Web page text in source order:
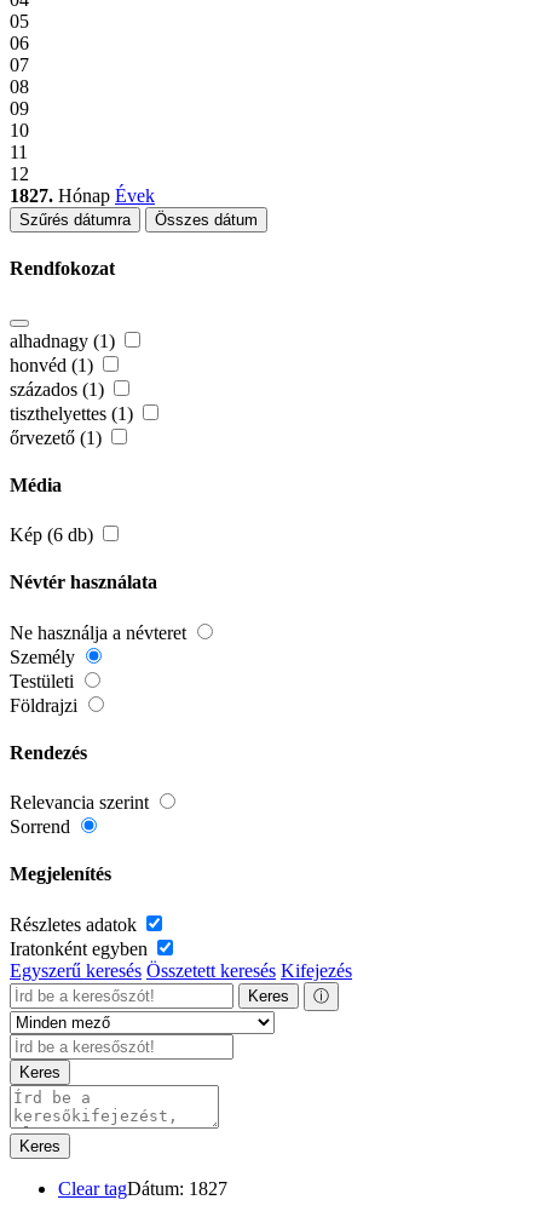
05
06
07
08
09
10
11
12
1827. Hónap Évek
Szűrés dátumra Összes dátum
Rendfokozat
alhadnagy (1)
honvéd (1)
százados (1)
tiszthelyettes (1)
őrvezető (1)
Média
Kép (6 db)
Névtér használata
Ne használja a névteret
Személy
Testületi
Földrajzi
Rendezés
Relevancia szerint
Sorrend
Megjelenítés
Részletes adatok
Iratonként egyben
Egyszerű keresés Összetett keresés Kifejezés
Keres ⓘ
Keres
Keres
Clear tagDátum: 1827